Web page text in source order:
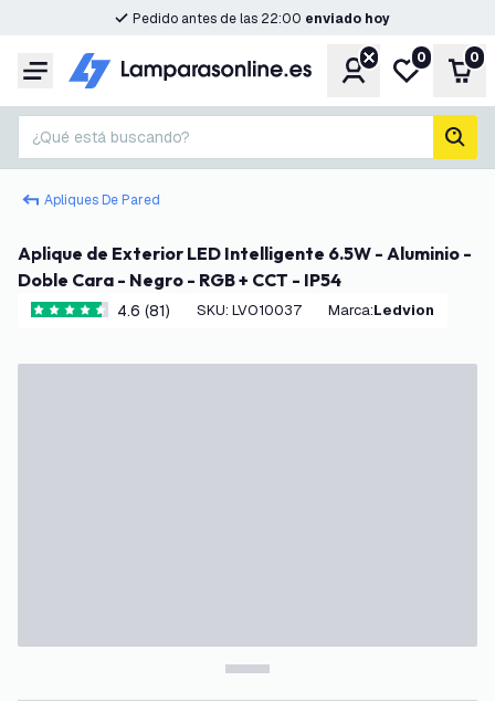
Pedido antes de las 22:00 enviado hoy
Menú CuentaMi lista de
0 0
¿Qué está buscando?
Apliques De Pared
Aplique de Exterior LED Intelligente 6.5W - Aluminio -
Doble Cara - Negro - RGB + CCT - IP54
4.6 estrellas de puntuación
4.6 (81) SKU: LVO10037 Marca: Ledvion